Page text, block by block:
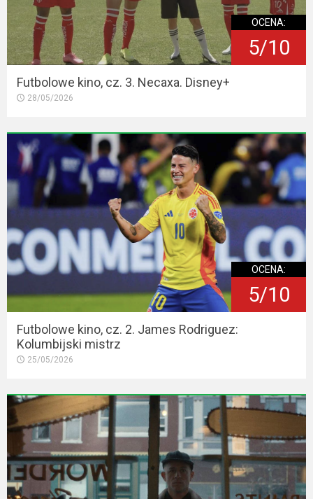
OCENA:
5/10
Futbolowe kino, cz. 3. Necaxa. Disney+
28/05/2026
OCENA:
5/10
Futbolowe kino, cz. 2. James Rodriguez:
Kolumbijski mistrz
25/05/2026